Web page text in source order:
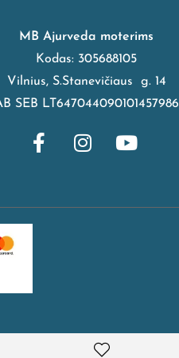
MB Ajurveda moterims
Kodas: 305688105
Vilnius, S.Stanevičiaus g. 14
SEB LT647044090101457986